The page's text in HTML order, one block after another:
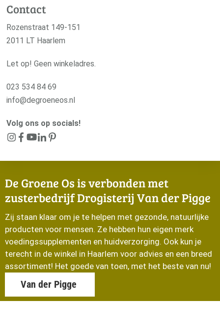
Contact
Rozenstraat 149-151
2011 LT Haarlem
Let op! Geen winkeladres.
023 534 84 69
info@degroeneos.nl
Volg ons op socials!
De Groene Os is verbonden met
zusterbedrijf Drogisterij Van der Pigge
Zij staan klaar om je te helpen met gezonde, natuurlijke
producten voor mensen. Ze hebben hun eigen merk
voedingssupplementen en huidverzorging. Ook kun je
terecht in de winkel in Haarlem voor advies en een breed
assortiment! Het goede van toen, met het beste van nu!
Van der Pigge